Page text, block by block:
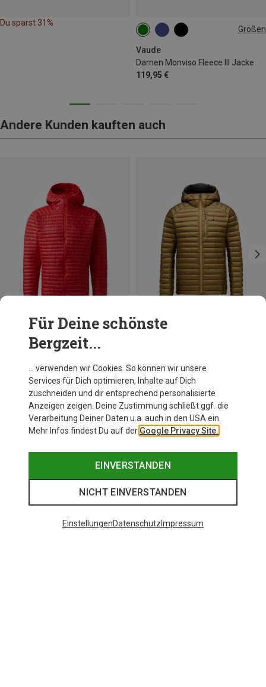
Du sparst 31%
Größen
Vaude
Damen Monviso Fleece III Jacke
119,95 €
XXS XS
L
XL
Andere Kunden kauften auch
Du sparst 46%
Für Deine schönste
Bergzeit...
… verwenden wir Cookies. So können wir unsere
Services für Dich optimieren, Inhalte auf Dich
zuschneiden und dir entsprechend personalisierte
Anzeigen zeigen. Deine Zustimmung schließt ggf. die
Verarbeitung Deiner Daten u.a. auch in den USA ein.
Mehr Infos findest Du auf der Google Privacy Site.
EINVERSTANDEN
NICHT EINVERSTANDEN
EinstellungenDatenschutz Impressum